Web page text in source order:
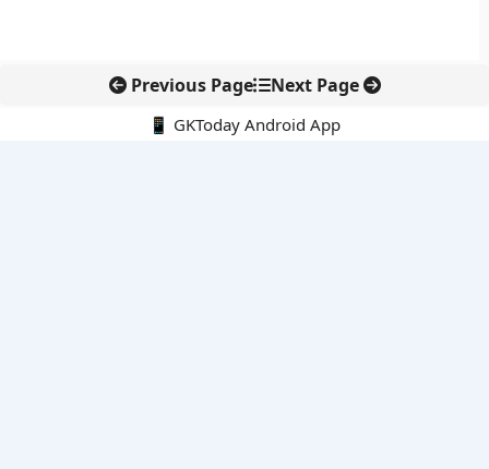
Previous Page Next Page
📱 GKToday Android App